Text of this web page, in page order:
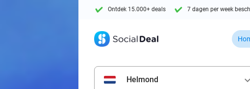
Ontdek 15.000+ deals 7 dagen per week
Helmond keyboard_arrow_down